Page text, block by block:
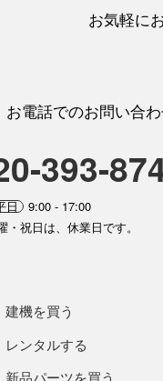
お気軽に
お電話でのお問い合
393-
日
9:00 - 17:00
・祝日は、休業日です。
建機を買う
レンタルする